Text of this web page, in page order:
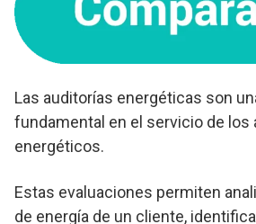
Las auditorías energéticas son
fundamental en el servicio de los
energéticos.
Estas evaluaciones permiten
de energía de un cliente,